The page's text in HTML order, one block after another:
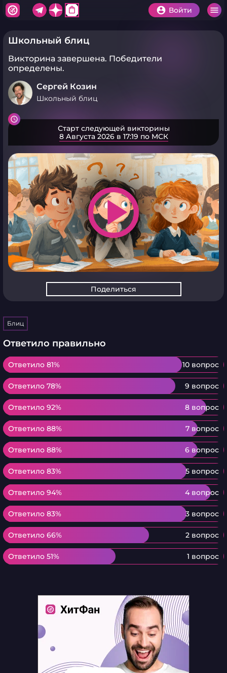
shopping_bag Войти
Школьный блиц
Викторина завершена. Победители
определены.
Сергей Козин
Школьный блиц
Старт следующей викторины
8 Августа 2026 в 17:19 по МСК
play_arrow
Поделиться
Блиц
Ответило правильно
Ответило 81% 10 вопрос
Ответило 81%
Ответило 78% 9 вопрос
Ответило 78%
Ответило 92% 8 вопрос
Ответило 92%
Ответило 88% 7 вопрос
Ответило 88%
Ответило 88% 6 вопрос
Ответило 88%
Ответило 83% 5 вопрос
Ответило 83%
Ответило 94% 4 вопрос
Ответило 94%
Ответило 83% 3 вопрос
Ответило 83%
Ответило 66% 2 вопрос
Ответило 66%
Ответило 51% 1 вопрос
Ответило 51%